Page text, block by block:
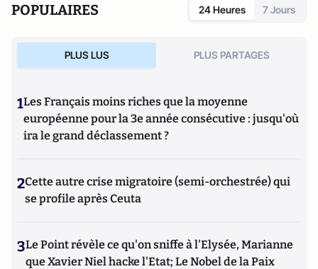
POPULAIRES 24 Heures 7 Jours
PLUS LUS PLUS PARTAGES
1Les Français moins riches que la moyenne
européenne pour la 3e année consécutive : jusqu'où
ira le grand déclassement ?
2Cette autre crise migratoire (semi-orchestrée) qui
se profile après Ceuta
3Le Point révèle ce qu'on sniffe à l'Elysée, Marianne
que Xavier Niel hacke l'Etat; Le Nobel de la Paix